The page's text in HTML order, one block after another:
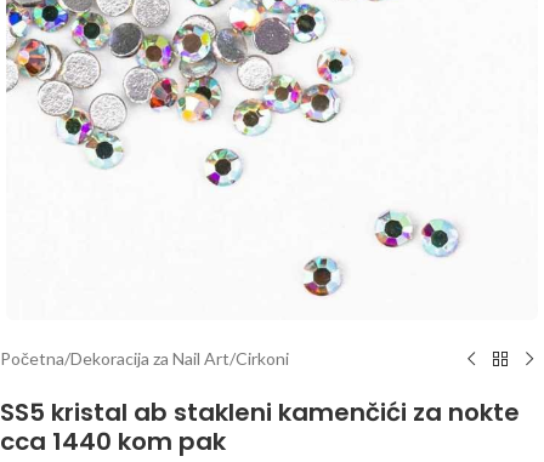
Početna/Dekoracija za Nail Art/Cirkoni
SS5 kristal ab stakleni kamenčići za nokte
cca 1440 kom pak